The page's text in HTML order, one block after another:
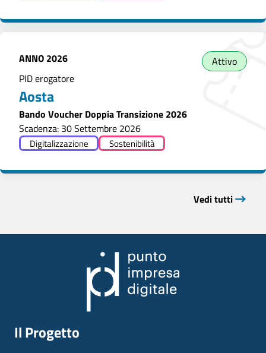
ANNO 2026
Attivo
PID erogatore
Aosta
Bando Voucher Doppia Transizione 2026
Scadenza: 30 Settembre 2026
Digitalizzazione Sostenibilità
Vedi tutti
Il Progetto